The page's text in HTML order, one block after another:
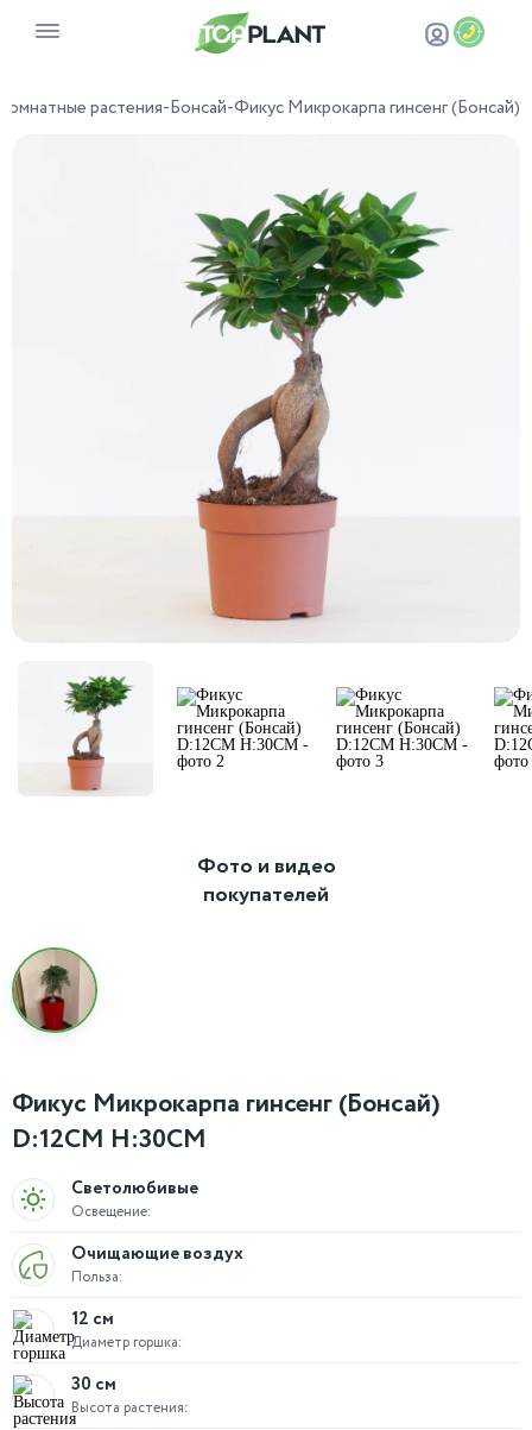
растения-Бонсай-Фикус Микрокарпа гинсенг (Бонсай)
Фото и видео
покупателей
Фикус Микрокарпа гинсенг (Бонсай)
D:12CM H:30CM
Освещение:
Светолюбивые
Польза:
Очищающие воздух
Диаметр горшка:
12 см
Высота растения:
30 см